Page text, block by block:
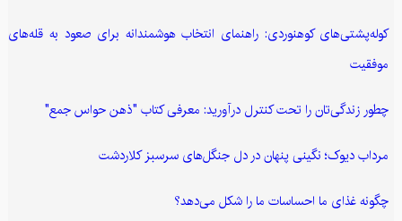
کوله‌پشتی‌های کوهنوردی: راهنمای انتخاب هوشمندانه برای صعود به قله‌های
موفقیت
چطور زندگی‌تان را تحت کنترل درآورید: معرفی کتاب "ذهن حواس جمع"
مرداب دیوک؛ نگینی پنهان در دل جنگل‌های سرسبز کلاردشت
چگونه غذای ما احساسات ما را شکل می‌دهد؟